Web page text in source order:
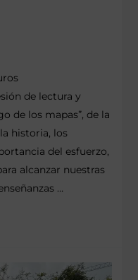
de lectura y
de los mapas”, de la
historia, los
del esfuerzo,
alcanzar nuestras
…